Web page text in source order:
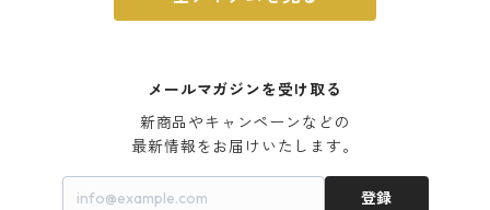
メールマガジンを受け取る
新商品やキャンペーンなどの
最新情報をお届けいたします。
登録